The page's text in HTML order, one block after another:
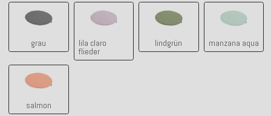
grau
grau
lila claro
flieder
lila claro flieder
lindgrün
lindgrün
manzana aqua
manzana
salmon
salmon